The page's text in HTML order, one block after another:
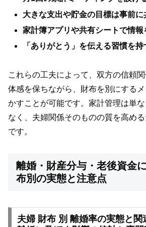
大きな支出や貯金の目標は事前に
家計簿アプリや共有シートで情報
「ありがとう」を伝える習慣を持
これらの工夫によって、双方の信頼
体感を保ちながら、財布を別にする
かすことが可能です。家計管理は単
なく、夫婦関係そのものの質を高め
です。
離婚・財産分与・老後資金
布別の実態と注意点
夫婦 財布 別 離婚率の実態と関